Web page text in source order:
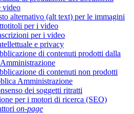
video
alternativo (alt text) per le immagini
per i video
per i video
e privacy
di contenuti prodotti dalla
di contenuti non prodotti
Amministrazione
dei soggetti ritratti
per i motori di ricerca (SEO)
on-page